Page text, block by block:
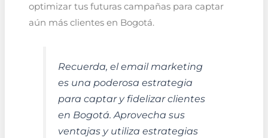
optimizar tus futuras campañas para captar
aún más clientes en Bogotá.
Recuerda, el email marketing
es una poderosa estrategia
para captar y fidelizar clientes
en Bogotá. Aprovecha sus
ventajas y utiliza estrategias